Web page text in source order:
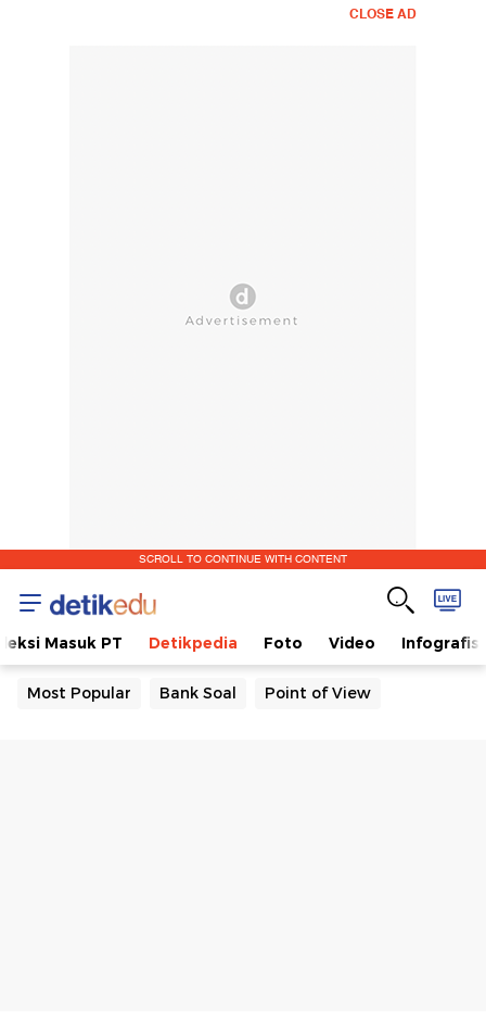
CLOSE AD
SCROLL TO CONTINUE WITH CONTENT
Masuk PT Detikpedia Foto Video Infografis
Most Popular Bank Soal Point of View